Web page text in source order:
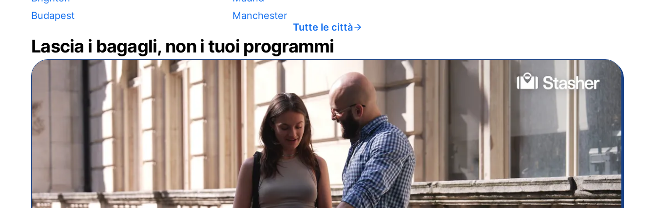
Budapest
Manchester
Tutte le città
Lascia i bagagli, non i tuoi programmi